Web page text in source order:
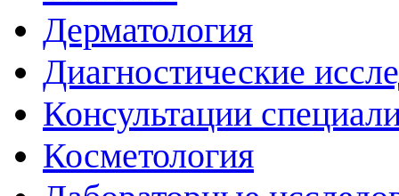
Дерматология
Диагностические
Консультации
Косметология